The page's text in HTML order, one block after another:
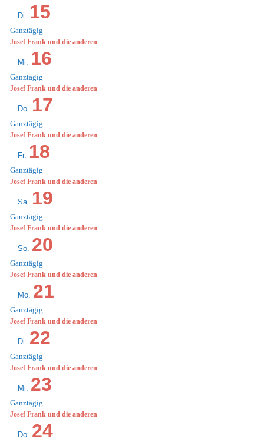
Di. 15
Ganztägig
Josef Frank und die anderen
Mi. 16
Ganztägig
Josef Frank und die anderen
Do. 17
Ganztägig
Josef Frank und die anderen
Fr. 18
Ganztägig
Josef Frank und die anderen
Sa. 19
Ganztägig
Josef Frank und die anderen
So. 20
Ganztägig
Josef Frank und die anderen
Mo. 21
Ganztägig
Josef Frank und die anderen
Di. 22
Ganztägig
Josef Frank und die anderen
Mi. 23
Ganztägig
Josef Frank und die anderen
Do. 24